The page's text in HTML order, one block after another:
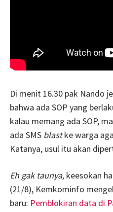
Di menit 16.30 pak Nando
bahwa ada SOP yang
kalau memang ada SOP,
ada SMS blastke warga
Katanya, usul itu akan
Eh gak taunya, keesokan
(21/8), Kemkominfo
baru: Pemblokiran data di